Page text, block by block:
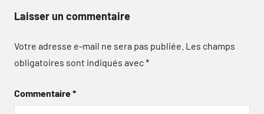
Laisser un commentaire
Votre adresse e-mail ne sera pas publiée. Les champs
obligatoires sont indiqués avec*
Commentaire*